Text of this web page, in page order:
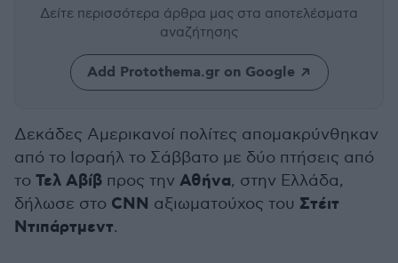
Δείτε περισσότερα άρθρα μας στα αποτελέσματα
αναζήτησης
Add Protothema.gr on Google
Δεκάδες Αμερικανοί πολίτες απομακρύνθηκαν
από το Ισραήλ το Σάββατο με δύο πτήσεις από
το Τελ Αβίβ προς την Αθήνα, στην Ελλάδα,
δήλωσε στο CNN αξιωματούχος του Στέιτ
Ντιπάρτμεντ.